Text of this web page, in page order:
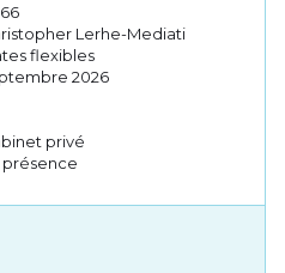
Lerhe-Mediati
flexibles
2026
privé
présence